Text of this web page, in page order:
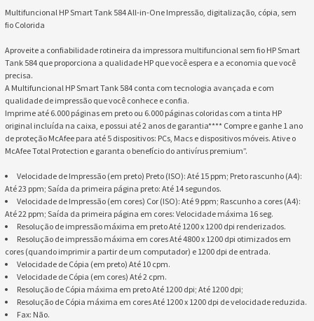
Multifuncional HP Smart Tank 584 All-in-One Impressão, digitalização, cópia, sem
fio Colorida
Aproveite a confiabilidade rotineira da impressora multifuncional sem fio HP Smart
Tank 584 que proporciona a qualidade HP que você espera e a economia que você
precisa.
A Multifuncional HP Smart Tank 584 conta com tecnologia avançada e com
qualidade de impressão que você conhece e confia.
Imprime até 6.000 páginas em preto ou 6.000 páginas coloridas com a tinta HP
original incluída na caixa, e possui até 2 anos de garantia**** Compre e ganhe 1 ano
de proteção McAfee para até 5 dispositivos: PCs, Macs e dispositivos móveis. Ative o
McAfee Total Protection e garanta o benefício do antivírus premium”.­­­­­­­­­­­
Velocidade de Impressão (em preto) Preto (ISO): Até 15 ppm; Preto rascunho (A4):
Até 23 ppm; Saída da primeira página preto: Até 14 segundos.
Velocidade de Impressão (em cores) Cor (ISO): Até 9 ppm; Rascunho a cores (A4):
Até 22 ppm; Saída da primeira página em cores: Velocidade máxima 16 seg.
Resolução de impressão máxima em preto Até 1200 x 1200 dpi renderizados.
Resolução de impressão máxima em cores Até 4800 x 1200 dpi otimizados em
cores (quando imprimir a partir de um computador) e 1200 dpi de entrada.
Velocidade de Cópia (em preto) Até 10 cpm.
Velocidade de Cópia (em cores) Até 2 cpm.
Resolução de Cópia máxima em preto Até 1200 dpi; Até 1200 dpi;
Resolução de Cópia máxima em cores Até 1200 x 1200 dpi de velocidade reduzida.
Fax: Não.